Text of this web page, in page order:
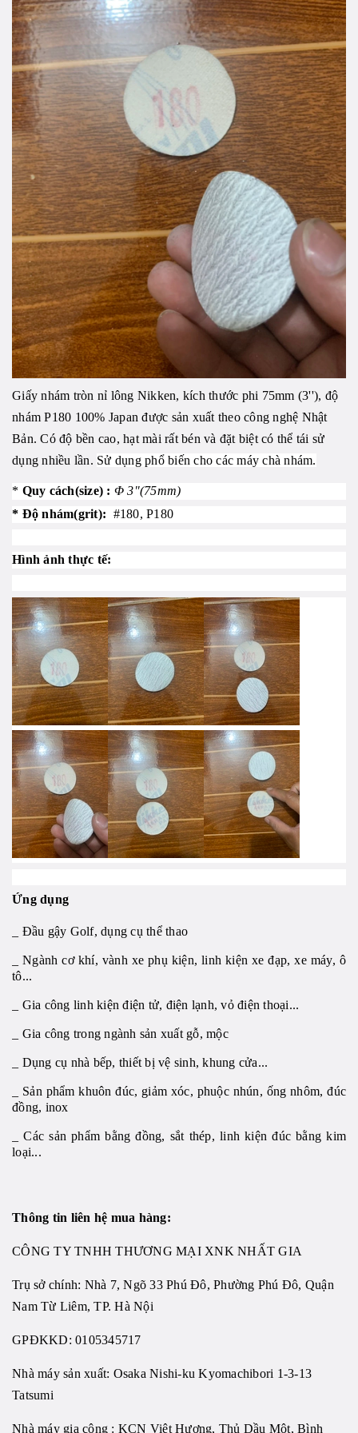
Giấy nhám tròn nỉ lông Nikken, kích thước phi 75mm (3''), độ
nhám P180 100% Japan được sản xuất theo công nghệ Nhật
Bản. Có độ bền cao, hạt mài rất bén và đặt biệt có thể tái sử
dụng nhiều lần. Sử dụng phổ biến cho các máy chà nhám.
* Quy cách(size) : Φ 3"(75mm)
* Độ nhám(grit): #180, P180
Hình ảnh thực tế:
Ứng dụng
_ Đầu gậy Golf, dụng cụ thể thao
_ Ngành cơ khí, vành xe phụ kiện, linh kiện xe đạp, xe máy, ô
tô...
_ Gia công linh kiện điện tử, điện lạnh, vỏ điện thoại...
_ Gia công trong ngành sản xuất gỗ, mộc
_ Dụng cụ nhà bếp, thiết bị vệ sinh, khung cửa...
_ Sản phẩm khuôn đúc, giảm xóc, phuộc nhún, ống nhôm, đúc
đồng, inox
_ Các sản phẩm bằng đồng, sắt thép, linh kiện đúc bằng kim
loại...
Thông tin liên hệ mua hàng:
CÔNG TY TNHH THƯƠNG MẠI XNK NHẤT GIA
Trụ sở chính: Nhà 7, Ngõ 33 Phú Đô, Phường Phú Đô, Quận
Nam Từ Liêm, TP. Hà Nội
GPĐKKD: 0105345717
Nhà máy sản xuất: Osaka Nishi-ku Kyomachibori 1-3-13
Tatsumi
Nhà máy gia công : KCN Việt Hương, Thủ Dầu Một, Bình